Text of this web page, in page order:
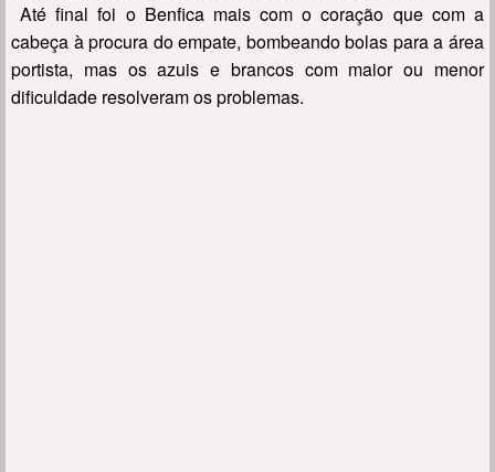
Até final foi o Benfica mais com o coração que com a
cabeça à procura do empate, bombeando bolas para a área
portista, mas os azuis e brancos com maior ou menor
dificuldade resolveram os problemas.